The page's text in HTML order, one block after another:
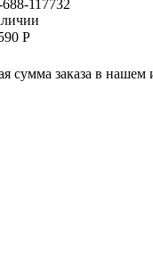
117732
Р
сумма заказа в нашем